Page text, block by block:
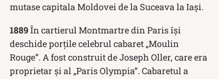
mutase capitala Moldovei de la Suceava la Iași.
1889În cartierul Montmartre din Paris își
deschide porțile celebrul cabaret „Moulin
Rouge”. A fost construit de Joseph Oller, care era
proprietar și al „Paris Olympia”. Cabaretul a